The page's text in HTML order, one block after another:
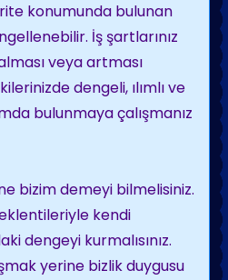
konumunda bulunan
İş şartlarınız
veya artması
dengeli, ılımlı ve
bulunmaya çalışmanız
bizim demeyi bilmelisiniz.
kendi
dengeyi kurmalısınız.
yerine bizlik duygusu